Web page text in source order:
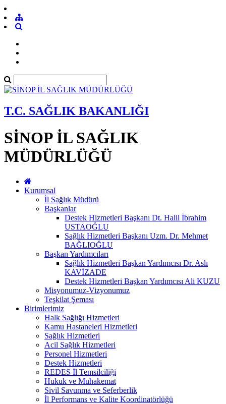
T.C. SAĞLIK BAKANLIĞI
SİNOP İL SAĞLIK
MÜDÜRLÜĞÜ
Kurumsal
İl Sağlık Müdürü
Başkanlar
Destek Hizmetleri Başkanı Dt. Halil İbrahim
USTAOĞLU
Sağlık Hizmetleri Başkanı Uzm. Dr. Mehmet
BAĞLIOĞLU
Başkan Yardımcıları
Sağlık Hizmetleri Başkan Yardımcısı Dr. Aslı
KAVİZADE
Destek Hizmetleri Başkan Yardımcısı Ali KUZU
Misyonumuz-Vizyonumuz
Teşkilat Şeması
Birimlerimiz
Halk Sağlığı Hizmetleri
Kamu Hastaneleri Hizmetleri
Sağlık Hizmetleri
Acil Sağlık Hizmetleri
Personel Hizmetleri
Destek Hizmetleri
REDES İl Temsilciliği
Hukuk ve Muhakemat
Sivil Savunma ve Seferberlik
İl Performans ve Kalite Koordinatörlüğü